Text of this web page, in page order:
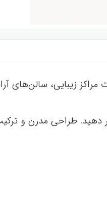
زیبایی، سالن‌های
دهید. طراحی مدرن و